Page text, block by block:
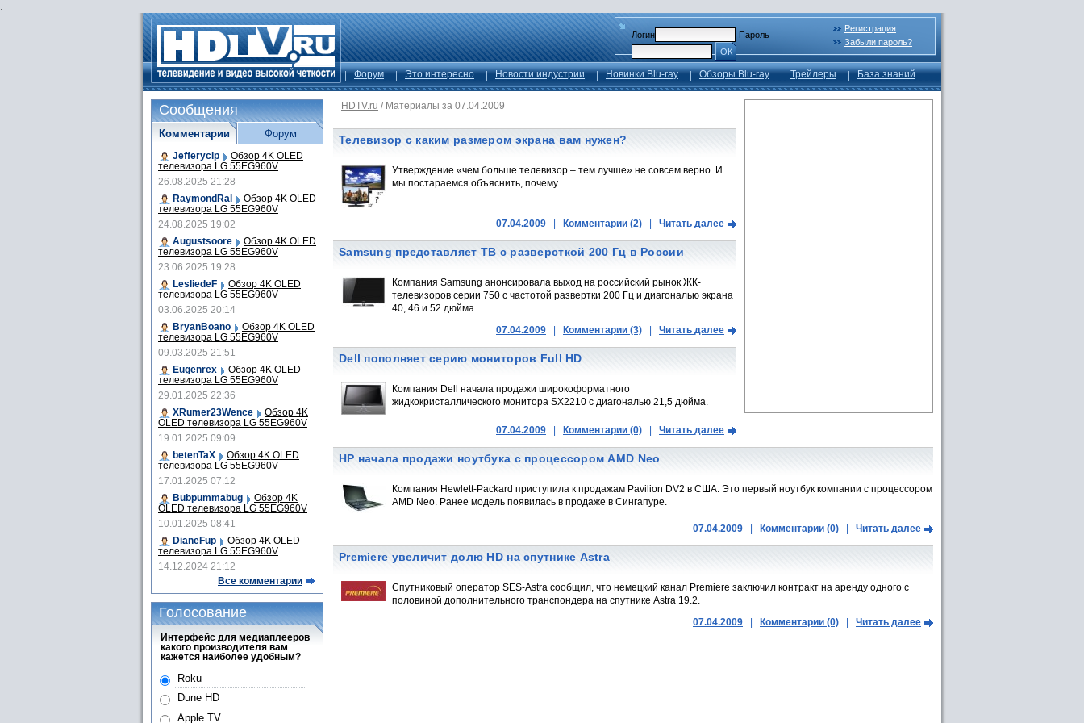
.
Логин
Пароль
ОК
Регистрация
Забыли пароль?
Форум Это интересно Новости индустрии Новинки Blu-ray Обзоры Blu-ray Трейлеры База знаний
HDTV.ru / Материалы за 07.04.2009
Телевизор с каким размером экрана вам нужен?
Утверждение «чем больше телевизор – тем лучше» не совсем верно. И
мы постараемся объяснить, почему.
07.04.2009 Комментарии (2) Читать далее
Samsung представляет ТВ с разверсткой 200 Гц в России
Компания Samsung анонсировала выход на российский рынок ЖК-
телевизоров серии 750 с частотой развертки 200 Гц и диагональю экрана
40, 46 и 52 дюйма.
07.04.2009
Комментарии (3) Читать далее
Dell пополняет серию мониторов Full HD
Компания Dell начала продажи широкоформатного
жидкокристаллического монитора SX2210 с диагональю 21,5 дюйма.
07.04.2009 Комментарии (0) Читать далее
HP начала продажи ноутбука с процессором AMD Neo
Компания Hewlett-Packard приступила к продажам Pavilion DV2 в США. Это первый ноутбук компании с процессором
AMD Neo. Ранее модель появилась в продаже в Сингапуре.
07.04.2009 Комментарии (0) Читать далее
Premiere увеличит долю HD на спутнике Astra
Спутниковый оператор SES-Astra сообщил, что немецкий канал Premiere заключил контракт на аренду одного с
половиной дополнительного транспондера на спутнике Astra 19.2.
07.04.2009
Комментарии (0) Читать далее
Сообщения
Комментарии
Jefferycip Обзор 4K OLED
телевизора LG 55EG960V
26.08.2025 21:28
RaymondRal
Обзор 4K OLED
телевизора LG 55EG960V
24.08.2025 19:02
Augustsoore
Обзор 4K OLED
телевизора LG 55EG960V
23.06.2025 19:28
LesliedeF
Обзор 4K OLED
телевизора LG 55EG960V
03.06.2025 20:14
BryanBoano
Обзор 4K OLED
телевизора LG 55EG960V
09.03.2025 21:51
Eugenrex
Обзор 4K OLED
телевизора LG 55EG960V
29.01.2025 22:36
XRumer23Wence
Обзор 4K
OLED телевизора LG 55EG960V
19.01.2025 09:09
betenTaX
Обзор 4K OLED
телевизора LG 55EG960V
17.01.2025 07:12
Bubpummabug
Обзор 4K
OLED телевизора LG 55EG960V
10.01.2025 08:41
DianeFup
Обзор 4K OLED
телевизора LG 55EG960V
14.12.2024 21:12
Все комментарии
Форум
Голосование
Интерфейс для медиаплееров
какого производителя вам
кажется наиболее удобным?
Roku
Dune HD
Apple TV